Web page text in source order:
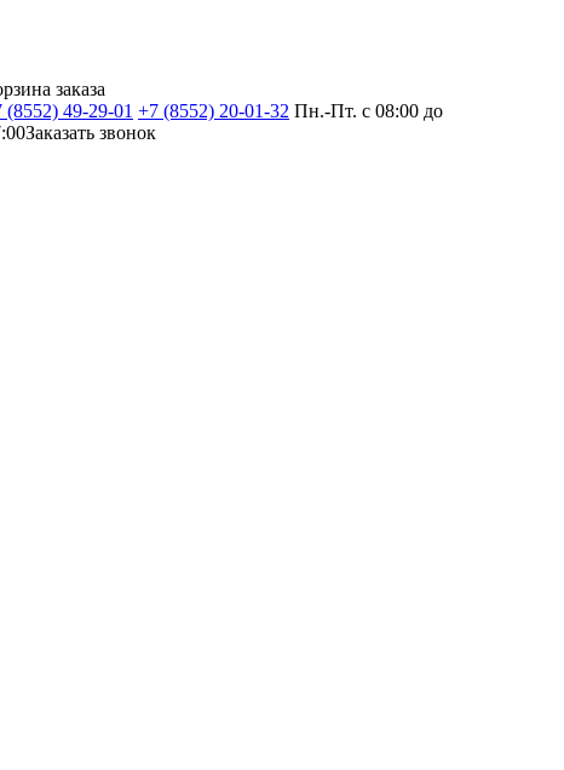
заказа
(8552) 49-29-01 +7 (8552) 20-01-32 Пн.-Пт. с 08:00 до
Заказать звонок